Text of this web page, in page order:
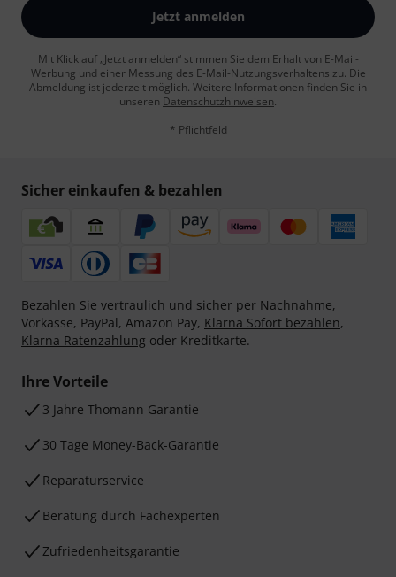
Jetzt anmelden
Mit Klick auf „Jetzt anmelden“ stimmen Sie dem Erhalt von E-Mail-
Werbung und einer Messung des E-Mail-Nutzungsverhaltens zu. Die
Abmeldung ist jederzeit möglich. Weitere Informationen finden Sie in
unseren Datenschutzhinweisen.
* Pflichtfeld
Sicher einkaufen & bezahlen
Bezahlen Sie vertraulich und sicher per Nachnahme,
Vorkasse, PayPal, Amazon Pay, Klarna Sofort bezahlen,
Klarna Ratenzahlung oder Kreditkarte.
Ihre Vorteile
3 Jahre Thomann Garantie
30 Tage Money-Back-Garantie
Reparaturservice
Beratung durch Fachexperten
Zufriedenheitsgarantie